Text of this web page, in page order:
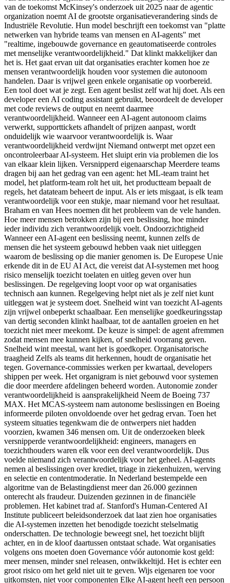
van de toekomst McKinsey's onderzoek uit 2025 naar de agentic
organization noemt AI de grootste organisatieverandering sinds de
Industriële Revolutie. Hun model beschrijft een toekomst van "platte
netwerken van hybride teams van mensen en AI-agents" met
"realtime, ingebouwde governance en geautomatiseerde controles
met menselijke verantwoordelijkheid." Dat klinkt makkelijker dan
het is. Het gaat ervan uit dat organisaties erachter komen hoe ze
mensen verantwoordelijk houden voor systemen die autonoom
handelen. Daar is vrijwel geen enkele organisatie op voorbereid.
Een tool doet wat je zegt. Een agent beslist zelf wat hij doet. Als een
developer een AI coding assistant gebruikt, beoordeelt de developer
met code reviews de output en neemt daarmee
verantwoordelijkheid. Wanneer een AI-agent autonoom claims
verwerkt, supporttickets afhandelt of prijzen aanpast, wordt
onduidelijk wie waarvoor verantwoordelijk is. Waar
verantwoordelijkheid verdwijnt Niemand ontwerpt met opzet een
oncontroleerbaar AI-systeem. Het sluipt erin via problemen die los
van elkaar klein lijken. Versnipperd eigenaarschap Meerdere teams
dragen bij aan het gedrag van een agent: het ML-team traint het
model, het platform-team rolt het uit, het productteam bepaalt de
regels, het datateam beheert de input. Als er iets misgaat, is elk team
verantwoordelijk voor een stukje, maar niemand voor het resultaat.
Braham en van Hees noemen dit het probleem van de vele handen.
Hoe meer mensen betrokken zijn bij een beslissing, hoe minder
ieder individu zich verantwoordelijk voelt. Ondoorzichtigheid
Wanneer een AI-agent een beslissing neemt, kunnen zelfs de
mensen die het systeem gebouwd hebben vaak niet uitleggen
waarom de beslissing op die manier genomen is. De Europese Unie
erkende dit in de EU AI Act, die vereist dat AI-systemen met hoog
risico menselijk toezicht toelaten en uitleg geven over hun
beslissingen. De regelgeving loopt voor op wat organisaties
technisch aan kunnen. Regelgeving helpt niet als je zelf niet kunt
uitleggen wat je systeem doet. Snelheid wint van toezicht AI-agents
zijn vrijwel onbeperkt schaalbaar. Een menselijke goedkeuringsstap
van dertig seconden klinkt haalbaar, tot de aantallen groeien en het
toezicht niet meer meekomt. De keuze is simpel: de agent afremmen
zodat mensen mee kunnen kijken, of snelheid voorrang geven.
Snelheid wint meestal, want het is goedkoper. Organisatorische
traagheid Zelfs als teams dit herkennen, houdt de organisatie het
tegen. Governance-commissies werken per kwartaal, developers
shippen per week. Het organigram is niet gebouwd voor systemen
die door meerdere afdelingen beheerd worden. Autonomie zonder
verantwoordelijkheid is aansprakelijkheid Neem de Boeing 737
MAX. Het MCAS-systeem nam autonome beslissingen en Boeing
informeerde piloten onvoldoende over het gedrag ervan. Toen het
systeem situaties tegenkwam die de ontwerpers niet hadden
voorzien, kwamen 346 mensen om. Uit de onderzoeken bleek
versnipperde verantwoordelijkheid: engineers, managers en
toezichthouders waren elk voor een deel verantwoordelijk. Dus
voelde niemand zich verantwoordelijk voor het geheel. AI-agents
nemen al beslissingen over krediet, triage in ziekenhuizen, werving
en selectie en contentmoderatie. In Nederland bestempelde een
algoritme van de Belastingdienst meer dan 26.000 gezinnen
onterecht als fraudeur. Duizenden gezinnen in de financiële
problemen. Het kabinet trad af. Stanford's Human-Centered AI
Institute publiceert beleidsonderzoek dat laat zien hoe organisaties
die AI-systemen inzetten het benodigde toezicht stelselmatig
onderschatten. De technologie beweegt snel, het toezicht blijft
achter, en in de kloof daartussen ontstaat schade. Wat organisaties
volgens ons moeten doen Governance vóór autonomie kost geld:
meer mensen, minder snel releasen, ontwikkeltijd. Het is echter een
groot risico om het geld niet uit te geven. Wijs eigenaren toe voor
uitkomsten, niet voor componenten Elke AI-agent heeft een persoon